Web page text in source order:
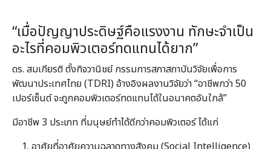
“เมื่อปัญญาประดิษฐ์คือแรงงาน ทักษะจำเป็น
อะไรที่คอมพิวเตอร์ทดแทนได้ยาก”
ดร. สมเกียรติ ตั้งกิจวานิชย์ กรรมการสภาสถาบันวิจัยเพื่อการ
พัฒนาประเทศไทย (TDRI) อ้างอิงผลงานวิจัยว่า “อาชีพกว่า 50
เปอร์เซ็นต์ จะถูกคอมพิวเตอร์ทดแทนได้ในอนาคตอันใกล้”
มีอาชีพ 3 ประเภท ที่มนุษย์ทำได้ดีกว่าคอมพิวเตอร์ ได้แก่